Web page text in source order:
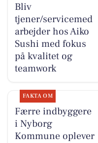
Bliv
tjener/servicemed
arbejder hos Aiko
Sushi med fokus
på kvalitet og
teamwork
FAKTA OM
Færre indbyggere
i Nyborg
Kommune oplever